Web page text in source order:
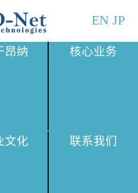
EN JP
昂纳 核心业务
文化 联系我们